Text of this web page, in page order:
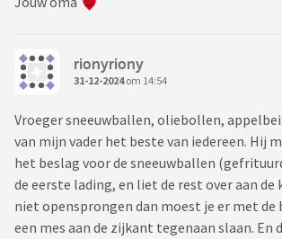
rionyriony
31-12-2024om 14:54
Vroeger sneeuwballen, oliebollen,
van mijn vader het beste van iedereen. Hij
het beslag voor de sneeuwballen
de eerste lading, en liet de rest over aan de
niet opensprongen dan moest je er met
een mes aan de zijkant tegenaan slaan. En